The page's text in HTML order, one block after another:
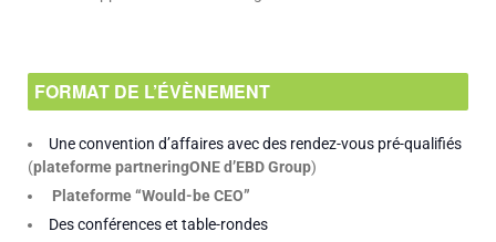
FORMAT DE L’ÉVÈNEMENT
Une convention d’affaires avec des rendez-vous pré-qualifiés
(plateforme partneringONE d’EBD Group)
Plateforme “Would-be CEO”
Des conférences et table-rondes